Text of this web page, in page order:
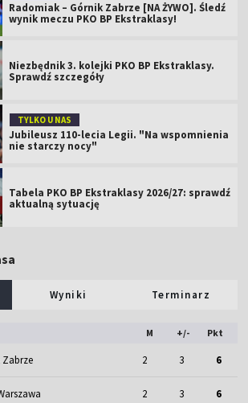
Radomiak – Górnik Zabrze [NA ŻYWO]. Śledź
wynik meczu PKO BP Ekstraklasy!
Niezbędnik 3. kolejki PKO BP Ekstraklasy.
Sprawdź szczegóły
TYLKO U NAS
Jubileusz 110-lecia Legii. "Na wspomnienia
nie starczy nocy"
Tabela PKO BP Ekstraklasy 2026/27: sprawdź
aktualną sytuację
Wyniki Terminarz
M +/- Pkt
2 3 6
2 3 6